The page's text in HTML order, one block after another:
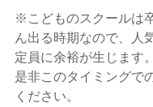
※こどものスクールは
ん出る時期なので、人
定員に余裕が生じます。
是非このタイミングで
ください。